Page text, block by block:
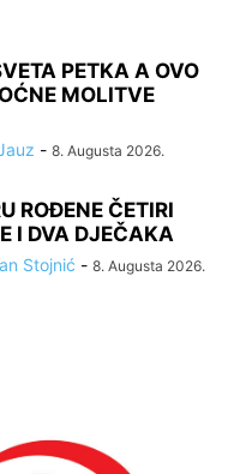
PETKA A OVO
MOLITVE
- 8. Augusta 2026.
ROĐENE ČETIRI
I DVA DJEČAKA
Stojnić - 8. Augusta 2026.